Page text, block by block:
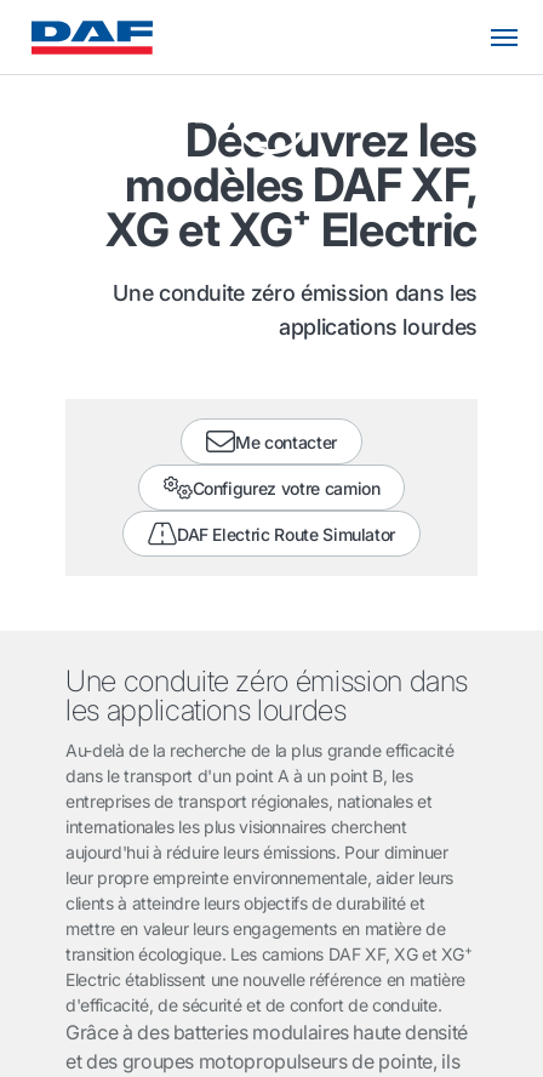
Découvrez les
modèles DAF XF,
XG et XG⁺ Electric
Une conduite zéro émission dans les
applications lourdes
Me contacter
Configurez votre camion
DAF Electric Route Simulator
Une conduite zéro émission dans
les applications lourdes
Au-delà de la recherche de la plus grande efficacité
dans le transport d'un point A à un point B, les
entreprises de transport régionales, nationales et
internationales les plus visionnaires cherchent
aujourd'hui à réduire leurs émissions. Pour diminuer
leur propre empreinte environnementale, aider leurs
clients à atteindre leurs objectifs de durabilité et
mettre en valeur leurs engagements en matière de
transition écologique. Les camions DAF XF, XG et XG+
Electric établissent une nouvelle référence en matière
d'efficacité, de sécurité et de confort de conduite.
Grâce à des batteries modulaires haute densité
et des groupes motopropulseurs de pointe, ils